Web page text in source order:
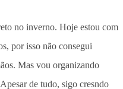
no inverno. Hoje estou com
por isso não consegui
Mas vou organizando
de tudo, sigo cresndo